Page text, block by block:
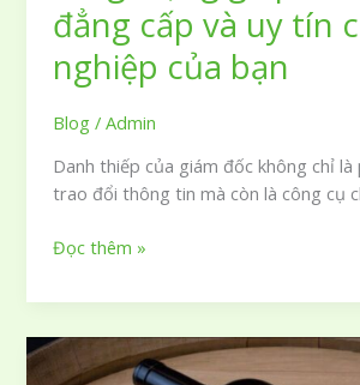
đẳng cấp và uy tín
nghiệp của bạn
Blog /Admin
Danh thiếp của giám đốc không chỉ
trao đổi thông tin mà còn là công cụ
99
card
Đọc thêm »